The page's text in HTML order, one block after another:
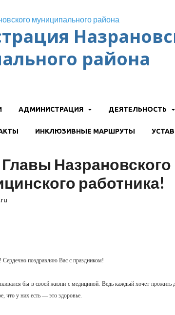
района
АДМИНИСТРАЦИЯ ДЕЯТЕЛЬНОСТЬ
ИНКЛЮЗИВНЫЕ МАРШРУТЫ
работника!
Сердечно поздравляю Вас с праздником!
бы в своей жизни с медициной. Ведь каждый хочет
что у них есть — это здоровье.